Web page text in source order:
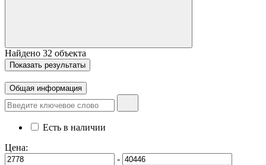
Найдено 32 объекта
Показать результаты
Общая информация
Есть в наличии
Цена:
-